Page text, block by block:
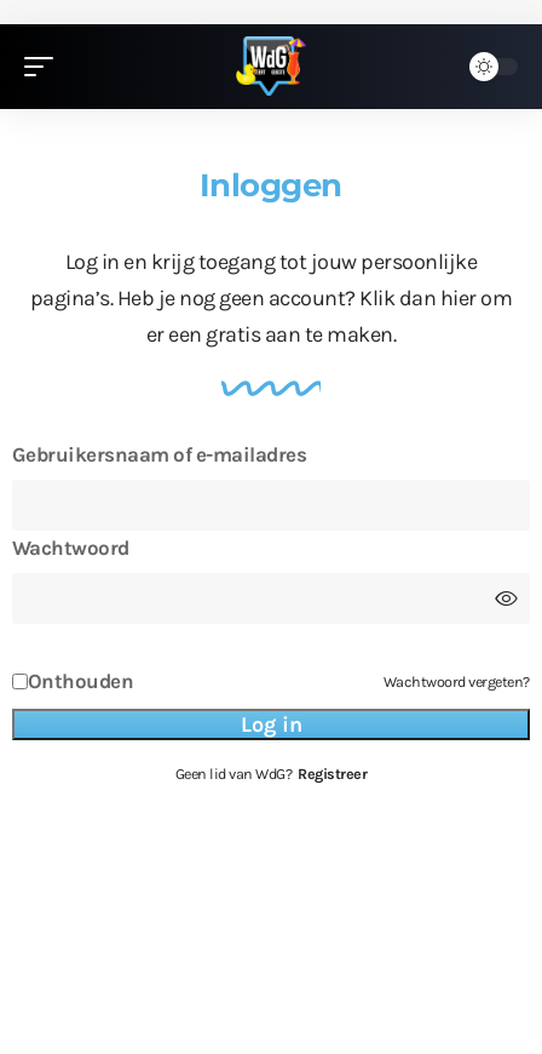
Inloggen
Log in en krijg toegang tot jouw persoonlijke
pagina’s. Heb je nog geen account? Klik dan hierom
er een gratis aan te maken.
Gebruikersnaam of e-mailadres
Wachtwoord
Onthouden Wachtwoord vergeten?
Geen lid van WdG? Registreer